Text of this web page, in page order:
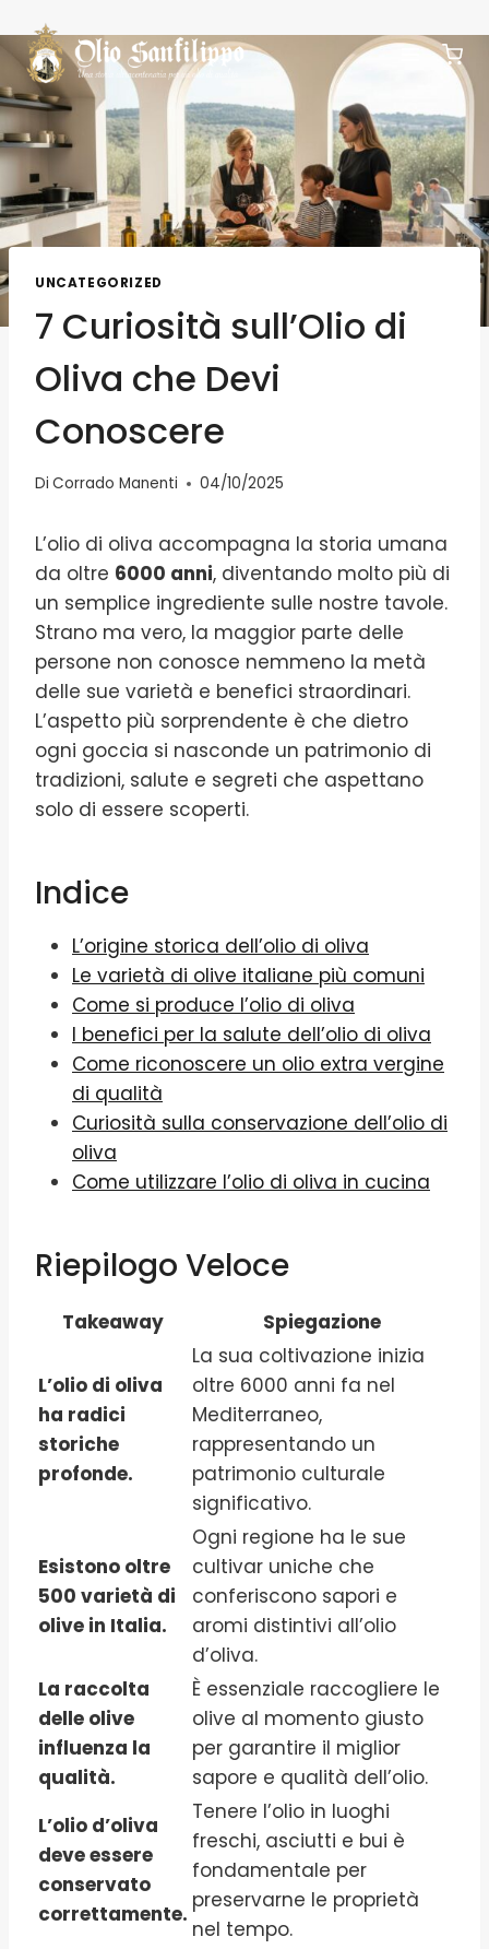
UNCATEGORIZED
7 Curiosità sull’Olio di
Oliva che Devi
Conoscere
Di Corrado Manenti 04/10/2025
L’olio di oliva accompagna la storia umana
da oltre 6000 anni, diventando molto più di
un semplice ingrediente sulle nostre tavole.
Strano ma vero, la maggior parte delle
persone non conosce nemmeno la metà
delle sue varietà e benefici straordinari.
L’aspetto più sorprendente è che dietro
ogni goccia si nasconde un patrimonio di
tradizioni, salute e segreti che aspettano
solo di essere scoperti.
Indice
L’origine storica dell’olio di oliva
Le varietà di olive italiane più comuni
Come si produce l’olio di oliva
I benefici per la salute dell’olio di oliva
Come riconoscere un olio extra vergine
di qualità
Curiosità sulla conservazione dell’olio di
oliva
Come utilizzare l’olio di oliva in cucina
Riepilogo Veloce
Takeaway Spiegazione
L’olio di oliva
ha radici
storiche
profonde.
La sua coltivazione inizia
oltre 6000 anni fa nel
Mediterraneo,
rappresentando un
patrimonio culturale
significativo.
Esistono oltre
500 varietà di
olive in Italia.
Ogni regione ha le sue
cultivar uniche che
conferiscono sapori e
aromi distintivi all’olio
d’oliva.
La raccolta
delle olive
influenza la
qualità.
È essenziale raccogliere le
olive al momento giusto
per garantire il miglior
sapore e qualità dell’olio.
L’olio d’oliva
deve essere
conservato
correttamente.
Tenere l’olio in luoghi
freschi, asciutti e bui è
fondamentale per
preservarne le proprietà
nel tempo.